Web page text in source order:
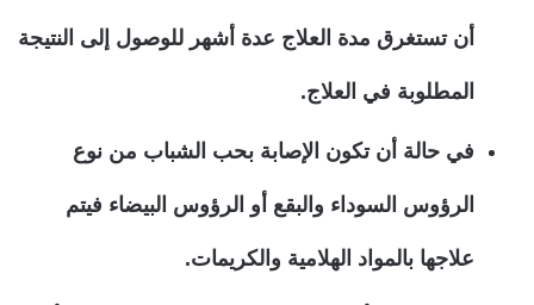
أن تستغرق مدة العلاج عدة أشهر للوصول إلى النتيجة
المطلوبة في العلاج.
في حالة أن تكون الإصابة بحب الشباب من نوع
الرؤوس السوداء والبقع أو الرؤوس البيضاء فيتم
علاجها بالمواد الهلامية والكريمات.